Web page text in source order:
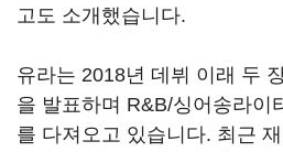
고도 소개했습니다.
유라는 2018년 데뷔 이래 두
을 발표하며 R&B/싱어송라이
를 다져오고 있습니다. 최근